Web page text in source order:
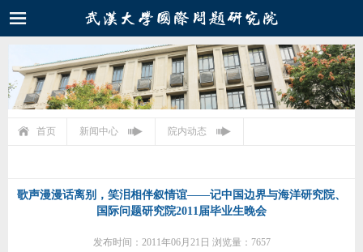
首页 新闻中心 院内动态
歌声漫漫话离别，笑泪相伴叙情谊——记中国边界与海洋研究院、
国际问题研究院2011届毕业生晚会
发布时间：2011年06月21日 浏览量：7657